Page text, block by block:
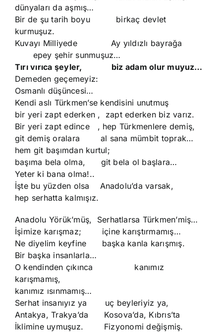
dünyaları da aşmış…
Bir de şu tarih boyu birkaç devlet
kurmuşuz.
Kuvayı Milliyede Ay yıldızlı bayrağa
epey şehir sunmuşuz…
Tırı vırıca şeyler, biz adam olur muyuz…
Demeden geçemeyiz:
Osmanlı düşüncesi…
Kendi aslı Türkmen’se kendisini unutmuş
bir yeri zapt ederken , zapt ederken biz varız.
Bir yeri zapt edince , hep Türkmenlere demiş,
git demiş oralara al sana mümbit toprak…
hem git başımdan kurtul;
başıma bela olma, git bela ol başlara…
Yeter ki bana olma!..
İşte bu yüzden olsa Anadolu’da varsak,
hep serhatta kalmışız.
Anadolu Yörük’müş, Serhatlarsa Türkmen’miş…
İşimize karışmaz; içine karıştırmamış…
Ne diyelim keyfine başka kanla karışmış.
Bir başka insanlarla…
O kendinden çıkınca kanımız
karışmamış,
kanımız ısınmamış…
Serhat insanıyız ya uç beyleriyiz ya,
Antakya, Trakya’da Kosova’da, Kıbrıs’ta
İklimine uymuşuz. Fizyonomi değişmiş.